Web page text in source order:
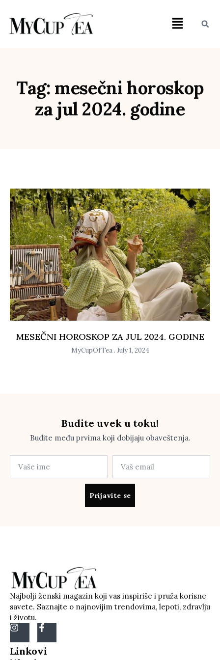
Tag: mesečni horoskop
za jul 2024. godine
MESEČNI HOROSKOP ZA JUL 2024. GODINE
MyCupOfTea July 1, 2024
Budite uvek u toku!
Budite među prvima koji dobijaju obaveštenja.
Prijavite se
Najbolji ženski magazin koji vas inspiriše i pruža korisne
savete. Saznajte o najnovijim trendovima, lepoti, zdravlju
i životu.
Linkovi